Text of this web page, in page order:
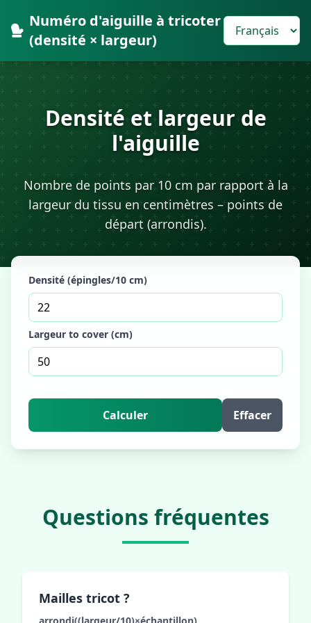
Numéro d'aiguille à tricoter
(densité × largeur)
Densité et largeur de
l'aiguille
Nombre de points par 10 cm par rapport à la
largeur du tissu en centimètres – points de
départ (arrondis).
Densité (épingles/10 cm)
Largeur to cover (cm)
Calculer Effacer
Questions fréquentes
Mailles tricot ?